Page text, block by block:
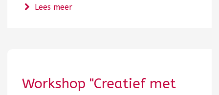
Lees meerover Workshop "Dromen verklaren"
Workshop "Creatief met